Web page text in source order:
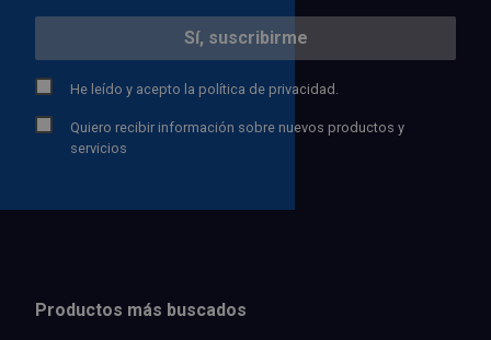
He leído y acepto la política de privacidad.
Quiero recibir información sobre nuevos productos y
servicios
Productos más buscados